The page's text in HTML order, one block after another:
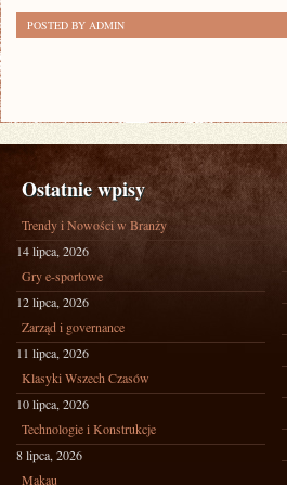
POSTED BY ADMIN
Ostatnie wpisy
Trendy i Nowości w Branży
14 lipca, 2026
Gry e-sportowe
12 lipca, 2026
Zarząd i governance
11 lipca, 2026
Klasyki Wszech Czasów
10 lipca, 2026
Technologie i Konstrukcje
8 lipca, 2026
Makau